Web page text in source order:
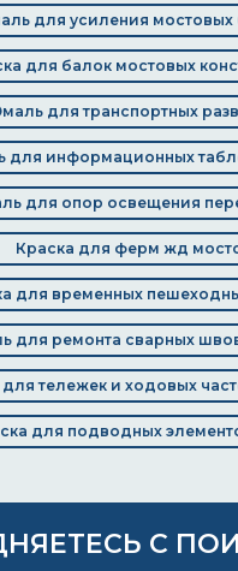
для усиления мостовых
для балок мостовых
для транспортных
для информационных
для опор освещения
Краска для ферм жд
для временных
для ремонта сварных
тележек и ходовых
для подводных
С